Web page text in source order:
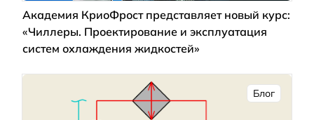
Академия КриоФрост представляет новый курс:
«Чиллеры. Проектирование и эксплуатация
систем охлаждения жидкостей»
Блог